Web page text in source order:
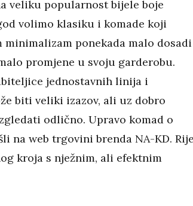
veliku popularnost bijele boje
volimo klasiku i komade koji
minimalizam ponekada malo
promjene u svoju garderobu.
jednostavnih linija i
biti veliki izazov, ali uz dobro
odlično. Upravo komad o
na web trgovini brenda NA-KD.
kroja s nježnim, ali efektnim